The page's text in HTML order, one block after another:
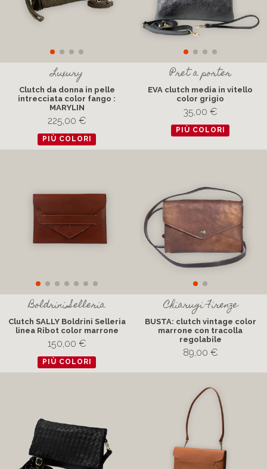
Luxury
Clutch da donna in pelle
intrecciata color fango :
MARYLIN
225,00 €
PIÙ COLORI
Pret a porter
EVA clutch media in vitello
color grigio
35,00 €
PIÙ COLORI
Boldrini Selleria
Clutch SALLY Boldrini Selleria
linea Ribot color marrone
150,00 €
PIÙ COLORI
Chiarugi Firenze
BUSTA: clutch vintage color
marrone con tracolla
regolabile
89,00 €